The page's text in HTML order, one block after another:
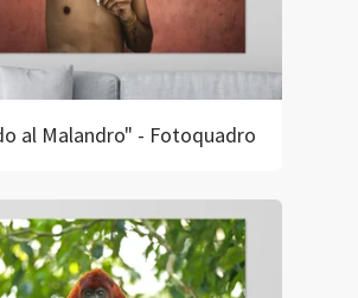
al Malandro" - Fotoquadro